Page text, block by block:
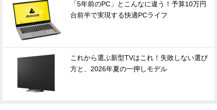
「5年前のPC」とこんなに違う！予算10万円
台前半で実現する快適PCライフ
これから選ぶ新型TVはこれ！失敗しない選び
方と、2026年夏の一押しモデル